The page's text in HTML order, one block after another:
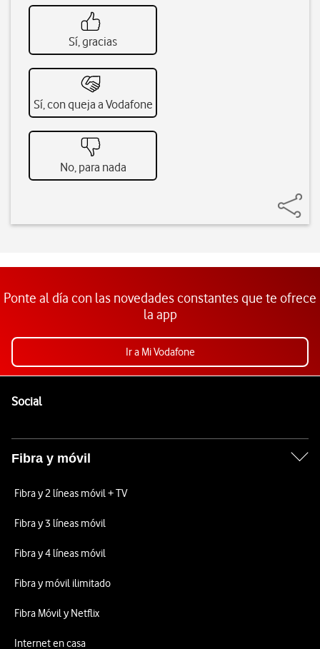
Sí, gracias
Sí, con queja a Vodafone
No, para nada
Ponte al día con las novedades constantes que te ofrece
la app
Ir a Mi Vodafone
SocialEnlaces a las redes sociales de Vodafone
Fibra y móvil
Fibra y 2 líneas móvil + TV
Fibra y 3 líneas móvil
Fibra y 4 líneas móvil
Fibra y móvil ilimitado
Fibra Móvil y Netflix
Internet en casa